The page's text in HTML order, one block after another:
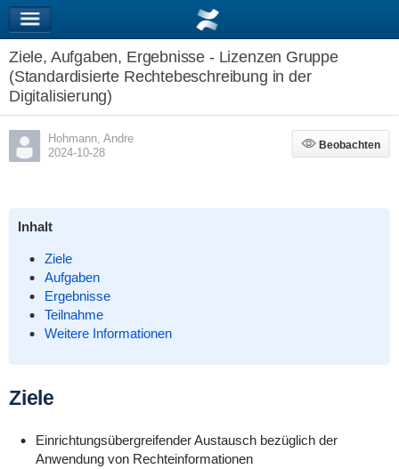
Ziele, Aufgaben, Ergebnisse - Lizenzen Gruppe
(Standardisierte Rechtebeschreibung in der
Digitalisierung)
Hohmann, Andre
2024-10-28
Beobachten
Beobachten
Inhalt
Ziele
Aufgaben
Ergebnisse
Teilnahme
Weitere Informationen
Ziele
Einrichtungsübergreifender Austausch bezüglich der
Anwendung von Rechteinformationen